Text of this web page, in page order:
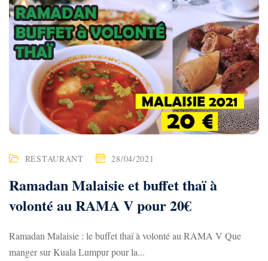
RESTAURANT 28/04/2021
Ramadan Malaisie et buffet thaï à
volonté au RAMA V pour 20€
Ramadan Malaisie : le buffet thaï à volonté au RAMA V Que
manger sur Kuala Lumpur pour la...